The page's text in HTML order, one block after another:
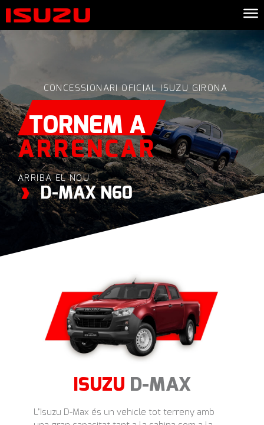
CONCESSIONARI OFICIAL ISUZU GIRONA
TORNEM A
ARRENCAR
ARRIBA EL NOU
D-MAX N60
ISUZU D-MAX
L’Isuzu D-Max és un vehicle tot terreny amb